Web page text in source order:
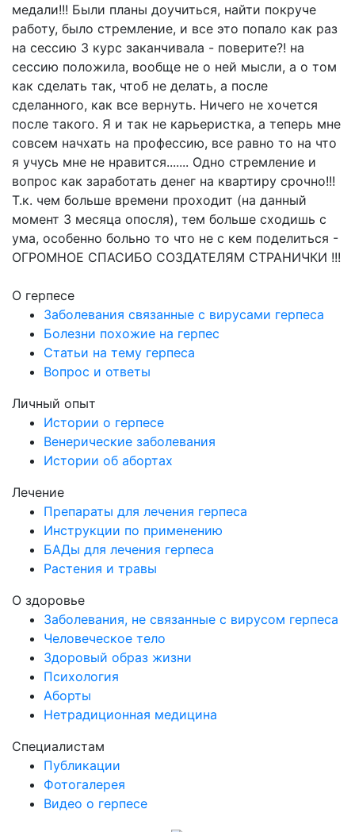
медали!!! Были планы доучиться, найти покруче
работу, было стремление, и все это попало как раз
на сессию 3 курс заканчивала - поверите?! на
сессию положила, вообще не о ней мысли, а о том
как сделать так, чтоб не делать, а после
сделанного, как все вернуть. Ничего не хочется
после такого. Я и так не карьеристка, а теперь мне
совсем начхать на профессию, все равно то на что
я учусь мне не нравится....... Одно стремление и
вопрос как заработать денег на квартиру срочно!!!
Т.к. чем больше времени проходит (на данный
момент 3 месяца опосля), тем больше сходишь с
ума, особенно больно то что не с кем поделиться -
ОГРОМНОЕ СПАСИБО СОЗДАТЕЛЯМ СТРАНИЧКИ !!!
О герпесе
Заболевания связанные с вирусами герпеса
Болезни похожие на герпес
Статьи на тему герпеса
Вопрос и ответы
Личный опыт
Истории о герпесе
Венерические заболевания
Истории об абортах
Лечение
Препараты для лечения герпеса
Инструкции по применению
БАДы для лечения герпеса
Растения и травы
О здоровье
Заболевания, не связанные с вирусом герпеса
Человеческое тело
Здоровый образ жизни
Психология
Аборты
Нетрадиционная медицина
Специалистам
Публикации
Фотогалерея
Видео о герпесе